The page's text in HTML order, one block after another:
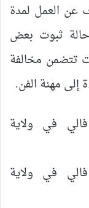
عن العمل لمدة
ثبوت بعض
تتضمن مخالفة
إلى مهنة الفن.
في ولاية
في ولاية